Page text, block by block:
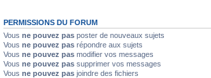
PERMISSIONS DU FORUM
Vous ne pouvez pas poster de nouveaux sujets
Vous ne pouvez pas répondre aux sujets
Vous ne pouvez pas modifier vos messages
Vous ne pouvez pas supprimer vos messages
Vous ne pouvez pas joindre des fichiers